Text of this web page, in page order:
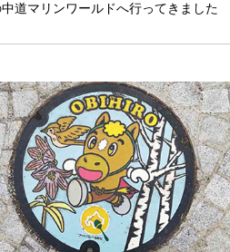
中道マリンワールドへ行ってきました